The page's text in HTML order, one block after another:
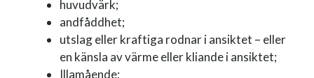
huvudvärk;
andfåddhet;
utslag eller kraftiga rodnar i ansiktet – eller
en känsla av värme eller kliande i ansiktet;
Illamående;